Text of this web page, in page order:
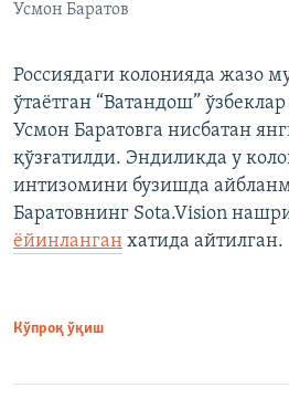
Усмон Баратов
Россиядаги колонияда жазо
ўтаётган “Ватандош”
Усмон Баратовга нисбатан
қўзғатилди. Эндиликда у
интизомини бузишда
Баратовнинг Sota.Vision
ёйинланган хатида айтилган.
Кўпроқ ўқиш